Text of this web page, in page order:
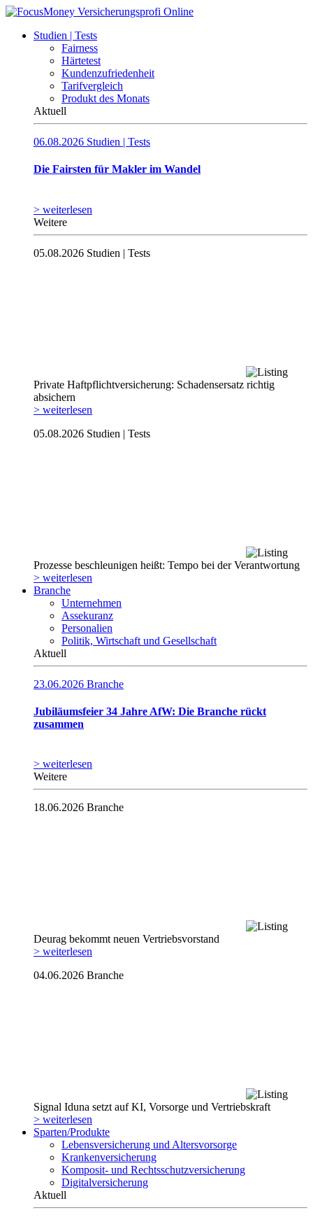
Studien | Tests
Fairness
Härtetest
Kundenzufriedenheit
Tarifvergleich
Produkt des Monats
Aktuell
06.08.2026 Studien | Tests
Die Fairsten für Makler im Wandel
> weiterlesen
Weitere
05.08.2026 Studien | Tests
Private Haftpflicht­versicherung: Schadensersatz richtig
absichern
> weiterlesen
05.08.2026 Studien | Tests
Prozesse beschleunigen heißt: Tempo bei der Verantwortung
> weiterlesen
Branche
Unternehmen
Assekuranz
Personalien
Politik, Wirtschaft und Gesellschaft
Aktuell
23.06.2026 Branche
Jubiläumsfeier 34 Jahre AfW: Die Branche rückt
zusammen
> weiterlesen
Weitere
18.06.2026 Branche
Deurag bekommt neuen Vertriebsvorstand
> weiterlesen
04.06.2026 Branche
Signal Iduna setzt auf KI, Vorsorge und Vertriebskraft
> weiterlesen
Sparten/Produkte
Lebensversicherung und Altersvorsorge
Krankenversicherung
Komposit- und Rechtsschutzversicherung
Digitalversicherung
Aktuell